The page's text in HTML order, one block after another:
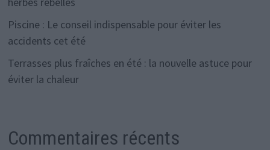
Piscine : Le conseil indispensable pour éviter les
accidents cet été
Terrasses plus fraîches en été : la nouvelle astuce pour
éviter la chaleur
Commentaires récents